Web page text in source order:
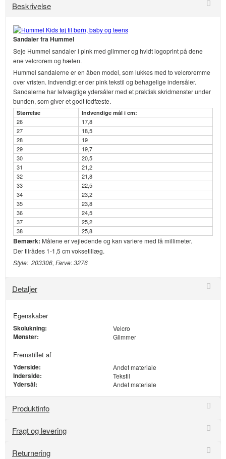
Beskrivelse
Sandaler fra Hummel
Seje Hummel sandaler i pink med glimmer og hvidt logoprint på dene
ene velcrorem og hælen.
Hummel sandalerne er en åben model, som lukkes med to velcroremme
over vristen. Indvendigt er der pink tekstil og behagelige indersåler.
Sandalerne har letvægtige ydersåler med et praktisk skridmønster under
bunden, som giver et godt fodfæste.
Størrelse Indvendige mål i cm:
26
17,8
27
18,5
28
19
29
19,7
30
20,5
31
21,2
32
21,8
33
22,5
34
23,2
35
23,8
36
24,5
37
25,2
38
25,8
Bemærk: Målene er vejledende og kan variere med få millimeter.
Der tilrådes 1-1,5 cm voksetillæg.
Style: 203306, Farve: 3276
Detaljer
Egenskaber
Skolukning: Velcro
Mønster: Glimmer
Fremstillet af
Yderside: Andet materiale
Inderside: Tekstil
Ydersål: Andet materiale
Produktinfo
Fragt og levering
Returnering